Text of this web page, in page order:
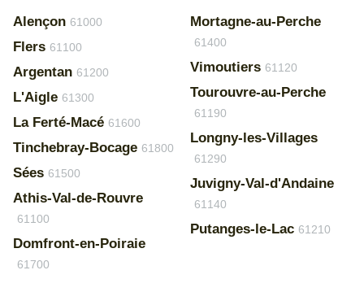
Alençon 61000
Flers 61100
Argentan 61200
L'Aigle 61300
La Ferté-Macé 61600
Tinchebray-Bocage 61800
Sées 61500
Athis-Val-de-Rouvre
61100
Domfront-en-Poiraie
61700
Mortagne-au-Perche
61400
Vimoutiers 61120
Tourouvre-au-Perche
61190
Longny-les-Villages
61290
Juvigny-Val-d'Andaine
61140
Putanges-le-Lac 61210